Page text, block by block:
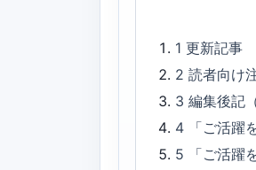
1更新記事
2読者向け
3編集後記
4
「ご活躍
5
「ご活躍